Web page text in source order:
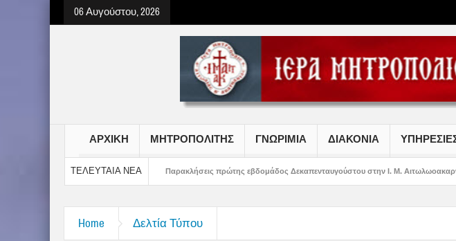
06 Αυγούστου, 2026
ΑΡΧΙΚΗ ΜΗΤΡΟΠΟΛΙΤΗΣ ΓΝΩΡΙΜΙΑ ΔΙΑΚΟΝΙΑ
ΤΕΛΕΥΤΑΙΑ ΝΕΑ
Παρακλήσεις πρώτης εβδομάδος Δεκαπενταυγούστου στην Ι. Μ. Αιτωλωοακαρνανίας
Home Δελτία Τύπου